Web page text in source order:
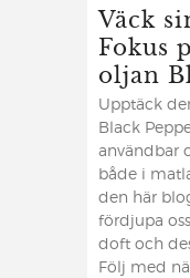
Väck
Fokus
oljan
Upptäck
Black
användbar
både i
den här
fördjupa
doft och
Följ med